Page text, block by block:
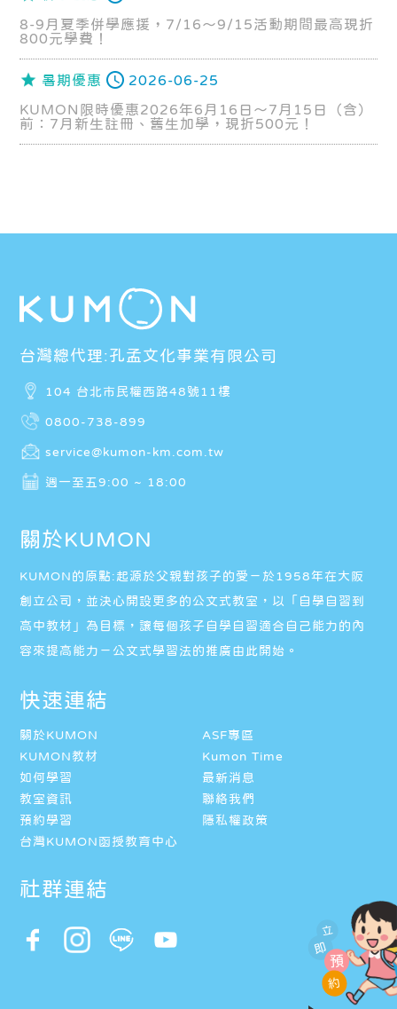
8-9月夏季併學應援，7/16～9/15活動期間最高現折
800元學費！
暑期優惠 2026-06-25
KUMON限時優惠2026年6月16日～7月15日（含）
前：7月新生註冊、舊生加學，現折500元！
立
即
預
約
台灣總代理:孔孟文化事業有限公司
104 台北市民權西路48號11樓
0800-738-899
service@kumon-km.com.tw
週一至五9:00 ~ 18:00
關於KUMON
KUMON的原點:起源於父親對孩子的愛－於1958年在大阪
創立公司，並決心開設更多的公文式教室，以「自學自習到
高中教材」為目標，讓每個孩子自學自習適合自己能力的內
容來提高能力－公文式學習法的推廣由此開始。
快速連結
關於KUMON
ASF專區
KUMON教材
Kumon Time
如何學習
最新消息
教室資訊
聯絡我們
預約學習
隱私權政策
台灣KUMON函授教育中心
社群連結